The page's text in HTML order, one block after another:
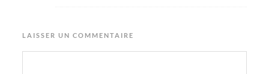
LAISSER UN COMMENTAIRE